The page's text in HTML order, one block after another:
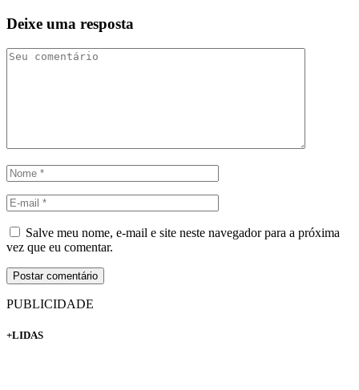
Deixe uma resposta
Salve meu nome, e-mail e site neste navegador para a próxima
vez que eu comentar.
PUBLICIDADE
+LIDAS